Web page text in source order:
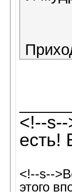
<!--
есть!
<!--s--
этого